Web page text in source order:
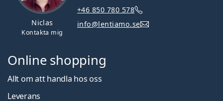
Niclas
Kontakta mig
+46 850 780 578
info@lentiamo.se
Online shopping
Allt om att handla hos oss
Leverans